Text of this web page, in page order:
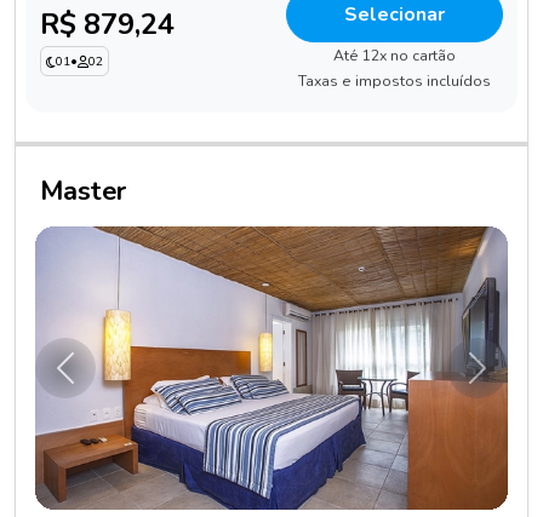
R$ 879,24
01• 02
Selecionar
Até 12x no cartão
Taxas e impostos incluídos
Master
Anterior